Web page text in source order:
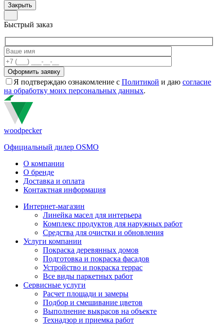
Закрыть
Быстрый заказ
Я подтверждаю ознакомление с Политикой и даю согласие
на обработку моих персональных данных.
woodpecker
Официальный дилер OSMO
О компании
О бренде
Доставка и оплата
Контактная информация
Интернет-магазин
Линейка масел для интерьера
Комплекс продуктов для наружных работ
Средства для очистки и обновления
Услуги компании
Покраска деревянных домов
Подготовка и покраска фасадов
Устройство и покраска террас
Все виды паркетных работ
Сервисные услуги
Расчет площади и замеры
Подбор и смешивание цветов
Выполнение выкрасов на объекте
Технадзор и приемка работ